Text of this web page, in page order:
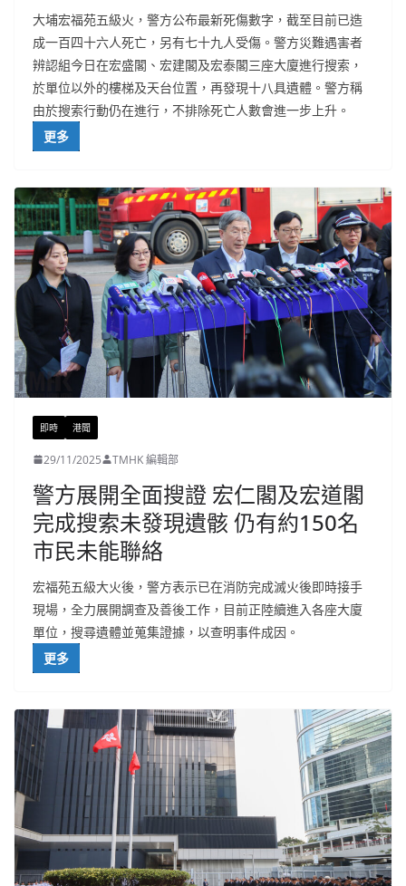
大埔宏福苑五級火，警方公布最新死傷數字，截至目前已造
成一百四十六人死亡，另有七十九人受傷。警方災難遇害者
辨認組今日在宏盛閣、宏建閣及宏泰閣三座大廈進行搜索，
於單位以外的樓梯及天台位置，再發現十八具遺體。警方稱
由於搜索行動仍在進行，不排除死亡人數會進一步上升。
更多
即時 港聞
29/11/2025 TMHK 編輯部
警方展開全面搜證 宏仁閣及宏道閣
完成搜索未發現遺骸 仍有約150名
市民未能聯絡
宏福苑五級大火後，警方表示已在消防完成滅火後即時接手
現場，全力展開調查及善後工作，目前正陸續進入各座大廈
單位，搜尋遺體並蒐集證據，以查明事件成因。
更多